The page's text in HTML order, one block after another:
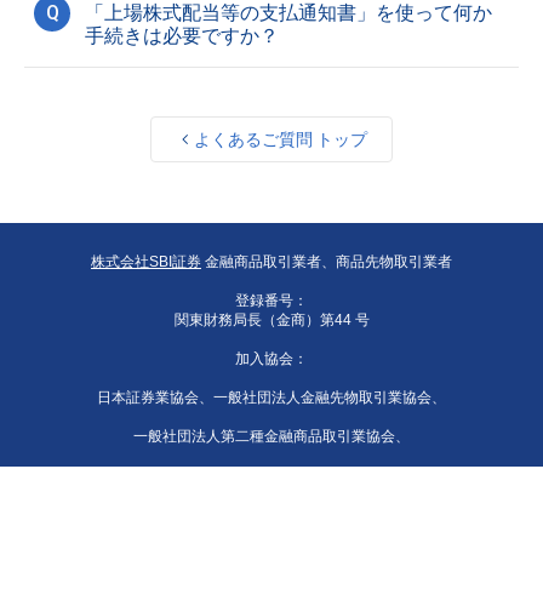
Q
「上場株式配当等の支払通知書」を使って何か
手続きは必要ですか？
よくあるご質問 トップ
株式会社SBI証券 金融商品取引業者、商品先物取引業者
登録番号：
関東財務局長（金商）第44 号
加入協会：
日本証券業協会、一般社団法人金融先物取引業協会、
一般社団法人第二種金融商品取引業協会、